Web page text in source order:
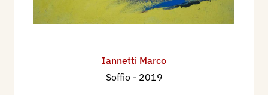
Iannetti Marco
Soffio - 2019